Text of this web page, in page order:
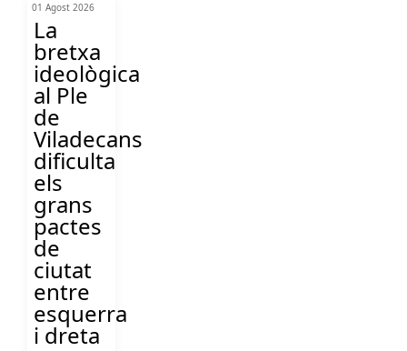
01 Agost 2026
La
bretxa
ideològica
al Ple
de
Viladecans
dificulta
els
grans
pactes
de
ciutat
entre
esquerra
i dreta